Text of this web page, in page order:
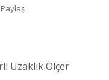
Paylaş
Uzaklık Ölçer